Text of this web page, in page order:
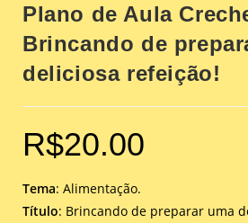
Plano de Aula
Brincando de
deliciosa refeição!
R$20.00
Tema: Alimentação.
Título: Brincando de preparar uma